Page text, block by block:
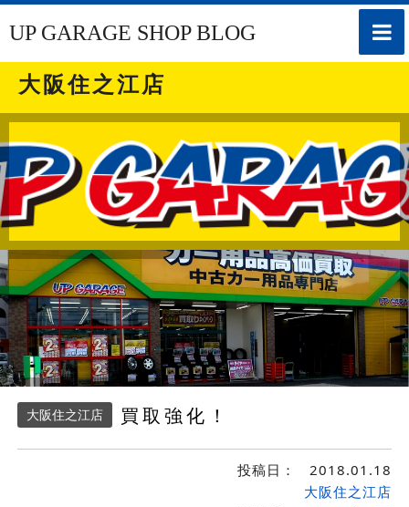
toggle
UP GARAGE SHOP BLOG
大阪住之江店
大阪住之江店 買取強化！
投稿日： 2018.01.18
大阪住之江店